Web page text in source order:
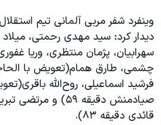
دادگاه حمید نوری
چهل سال گروگان‌گیری
قانون شفافیت دارائی کادر رهبری ایران
اعتراضات مردمی آبان ۹۸
اسرائیل در جنگ
وینفرد شفر مربی آلمانی تیم
دیدار کرد: سید مهدی رحمتی، میلاد
سهرابیان، پژمان منتظری، وریا
فرشید اسماعیلی، روح‌الله
صیادمنش دقیقه ۵۹)
قائدی دقیقه ۸۳).